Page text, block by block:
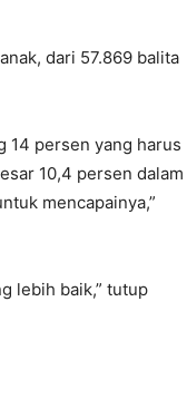
dari 57.869 balita
14 persen yang harus
10,4 persen dalam
mencapainya,”
lebih baik,” tutup